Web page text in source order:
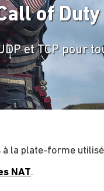
of Duty
et TCP pour
à la plate-forme
NAT.